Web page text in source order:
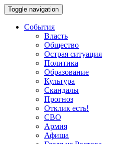
Toggle navigation
События
Власть
Общество
Острая ситуация
Политика
Образование
Культура
Скандалы
Прогноз
Отклик есть!
СВО
Армия
Афиша